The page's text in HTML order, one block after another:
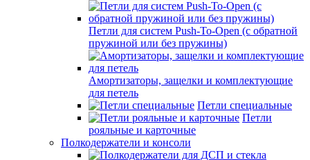
Петли для систем Push-To-Open (с обратной
пружиной или без пружины)
Амортизаторы, защелки и комплектующие
для петель
Петли специальные
Петли
рояльные и карточные
Полкодержатели и консоли